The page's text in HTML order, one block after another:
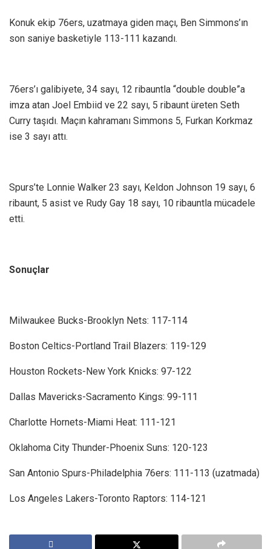
Konuk ekip 76ers, uzatmaya giden maçı, Ben Simmons’ın
son saniye basketiyle 113-111 kazandı.
76ers’ı galibiyete, 34 sayı, 12 ribauntla “double double”a
imza atan Joel Embiid ve 22 sayı, 5 ribaunt üreten Seth
Curry taşıdı. Maçın kahramanı Simmons 5, Furkan Korkmaz
ise 3 sayı attı.
Spurs’te Lonnie Walker 23 sayı, Keldon Johnson 19 sayı, 6
ribaunt, 5 asist ve Rudy Gay 18 sayı, 10 ribauntla mücadele
etti.
Sonuçlar
Milwaukee Bucks-Brooklyn Nets: 117-114
Boston Celtics-Portland Trail Blazers: 119-129
Houston Rockets-New York Knicks: 97-122
Dallas Mavericks-Sacramento Kings: 99-111
Charlotte Hornets-Miami Heat: 111-121
Oklahoma City Thunder-Phoenix Suns: 120-123
San Antonio Spurs-Philadelphia 76ers: 111-113 (uzatmada)
Los Angeles Lakers-Toronto Raptors: 114-121